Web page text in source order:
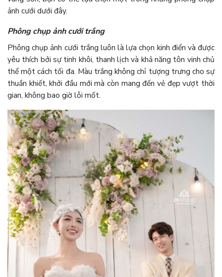
ảnh cưới dưới đây.
Phông chụp ảnh cưới trắng
Phông chụp ảnh cưới trắng luôn là lựa chọn kinh điển và được
yêu thích bởi sự tinh khôi, thanh lịch và khả năng tôn vinh chủ
thể một cách tối đa. Màu trắng không chỉ tượng trưng cho sự
thuần khiết, khởi đầu mới mà còn mang đến vẻ đẹp vượt thời
gian, không bao giờ lỗi mốt.